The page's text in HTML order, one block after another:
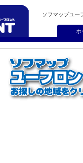
ソフマップユー
ホ